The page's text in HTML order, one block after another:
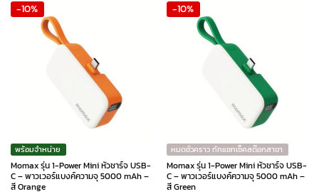
-10%
พร้อมจำหน่าย
Momax รุ่น 1-Power Mini หัวชาร์จ USB-
C – พาวเวอร์แบงค์ความจุ 5000 mAh –
สี Orange
-10%
หมดชั่วคราว ทักแชทเช็คสต๊อกสาขา
Momax รุ่น 1-Power Mini หัวชาร์จ USB-
C – พาวเวอร์แบงค์ความจุ 5000 mAh –
สี Green